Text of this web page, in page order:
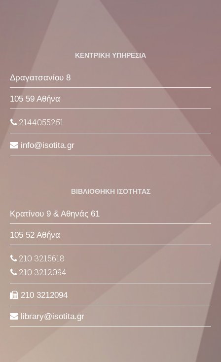
ΚΕΝΤΡΙΚΗ ΥΠΗΡΕΣΙΑ
Δραγατσανίου 8
105 59 Αθήνα
2144055251
info isotita gr
ΒΙΒΛΙΟΘΗΚΗ ΙΣΟΤΗΤΑΣ
Κρατίνου 9 & Αθηνάς 61
105 52 Αθήνα
210 3215618
210 3212094
210 3212094
library isotita gr